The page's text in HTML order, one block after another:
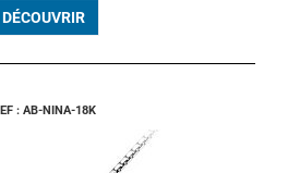
DÉCOUVRIR
: AB-NINA-18K